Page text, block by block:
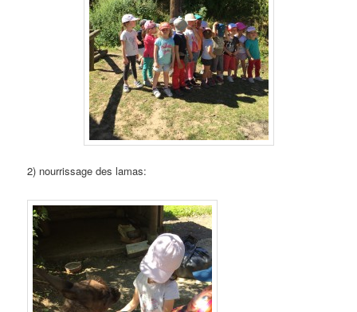
2) nourrissage des lamas: